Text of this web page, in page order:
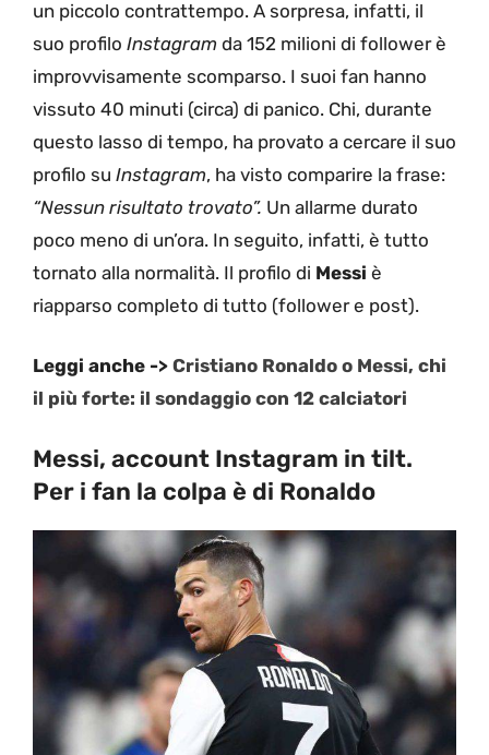
un piccolo contrattempo. A sorpresa, infatti, il
suo profilo Instagram da 152 milioni di follower è
improvvisamente scomparso. I suoi fan hanno
vissuto 40 minuti (circa) di panico. Chi, durante
questo lasso di tempo, ha provato a cercare il suo
profilo su Instagram, ha visto comparire la frase:
“Nessun risultato trovato”. Un allarme durato
poco meno di un’ora. In seguito, infatti, è tutto
tornato alla normalità. Il profilo di Messi è
riapparso completo di tutto (follower e post).
Leggi anche -> Cristiano Ronaldo o Messi, chi
il più forte: il sondaggio con 12 calciatori
Messi, account Instagram in tilt.
Per i fan la colpa è di Ronaldo